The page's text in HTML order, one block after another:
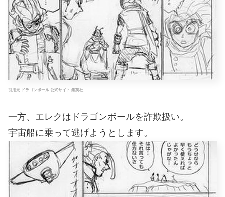
引用元 ドラゴンボール 公式サイト 集英社
一方、エレクはドラゴンボールを詐欺扱い。
宇宙船に乗って逃げようとします。